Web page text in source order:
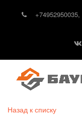
+74952950035,
Назад к списку